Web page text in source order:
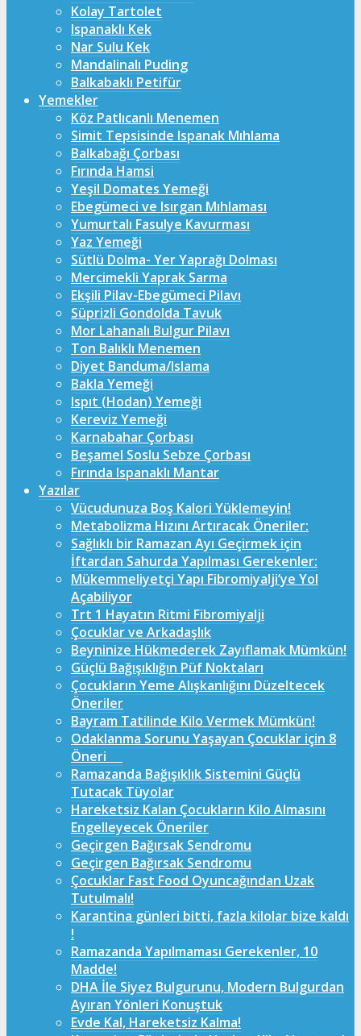
Kolay Tartolet
Ispanaklı Kek
Nar Sulu Kek
Mandalinalı Puding
Balkabaklı Petifür
Yemekler
Köz Patlıcanlı Menemen
Simit Tepsisinde Ispanak Mıhlama
Balkabağı Çorbası
Fırında Hamsi
Yeşil Domates Yemeği
Ebegümeci ve Isırgan Mıhlaması
Yumurtalı Fasulye Kavurması
Yaz Yemeği
Sütlü Dolma- Yer Yaprağı Dolması
Mercimekli Yaprak Sarma
Ekşili Pilav-Ebegümeci Pilavı
Süprizli Gondolda Tavuk
Mor Lahanalı Bulgur Pilavı
Ton Balıklı Menemen
Diyet Banduma/Islama
Bakla Yemeği
Ispıt (Hodan) Yemeği
Kereviz Yemeği
Karnabahar Çorbası
Beşamel Soslu Sebze Çorbası
Fırında Ispanaklı Mantar
Yazılar
Vücudunuza Boş Kalori Yüklemeyin!
Metabolizma Hızını Artıracak Öneriler:
Sağlıklı bir Ramazan Ayı Geçirmek için
İftardan Sahurda Yapılması Gerekenler:
Mükemmeliyetçi Yapı Fibromiyalji’ye Yol
Açabiliyor
Trt 1 Hayatın Ritmi Fibromiyalji
Çocuklar ve Arkadaşlık
Beyninize Hükmederek Zayıflamak Mümkün!
Güçlü Bağışıklığın Püf Noktaları
Çocukların Yeme Alışkanlığını Düzeltecek
Öneriler
Bayram Tatilinde Kilo Vermek Mümkün!
Odaklanma Sorunu Yaşayan Çocuklar için 8
Öneri
Ramazanda Bağışıklık Sistemini Güçlü
Tutacak Tüyolar
Hareketsiz Kalan Çocukların Kilo Almasını
Engelleyecek Öneriler
Geçirgen Bağırsak Sendromu
Geçirgen Bağırsak Sendromu
Çocuklar Fast Food Oyuncağından Uzak
Tutulmalı!
Karantina günleri bitti, fazla kilolar bize kaldı
!
Ramazanda Yapılmaması Gerekenler, 10
Madde!
DHA İle Siyez Bulgurunu, Modern Bulgurdan
Ayıran Yönleri Konuştuk
Evde Kal, Hareketsiz Kalma!